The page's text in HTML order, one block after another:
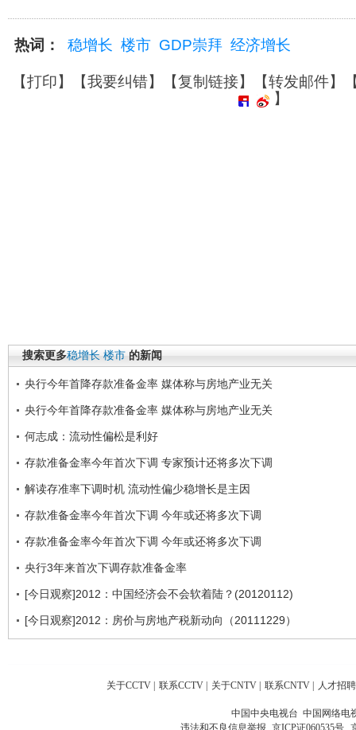
热词： 稳增长 楼市 GDP崇拜 经济增长
【打印】【我要纠错】【复制链接】【转发邮件】
】
搜索更多稳增长 楼市 的新闻
央行今年首降存款准备金率 媒体称与房地产业无关
央行今年首降存款准备金率 媒体称与房地产业无关
何志成：流动性偏松是利好
存款准备金率今年首次下调 专家预计还将多次下调
解读存准率下调时机 流动性偏少稳增长是主因
存款准备金率今年首次下调 今年或还将多次下调
存款准备金率今年首次下调 今年或还将多次下调
央行3年来首次下调存款准备金率
[今日观察]2012：中国经济会不会软着陆？(20120112)
[今日观察]2012：房价与房地产税新动向（20111229）
关于CCTV | 联系CCTV | 关于CNTV | 联系CNTV | 人才招聘
中国中央电视台 中国网络电
违法和不良信息举报 京ICP证060535号